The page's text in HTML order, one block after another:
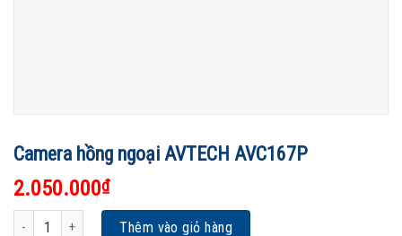
Camera hồng ngoại AVTECH AVC167P
2.050.000₫
Camera hồng ngoại AVTECH AVC167P số lượng
Thêm vào giỏ hàng